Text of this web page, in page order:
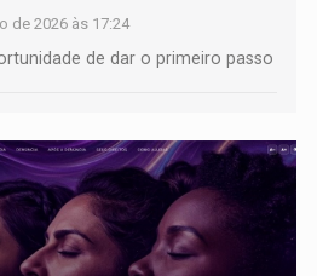
de 2026 às 17:24
de dar o primeiro passo